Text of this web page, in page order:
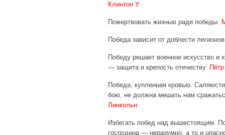
Клинтон У.
Пожертвовать жизнью ради победы.
Победа зависит от доблести
Победу решает военное искусство и
— защита и крепость отечеству.
Победа, купленная кровью.
бою, не должна мешать нам
Линкольн
Избегать побед над вышестоящим.
господина — неразумно, а то и